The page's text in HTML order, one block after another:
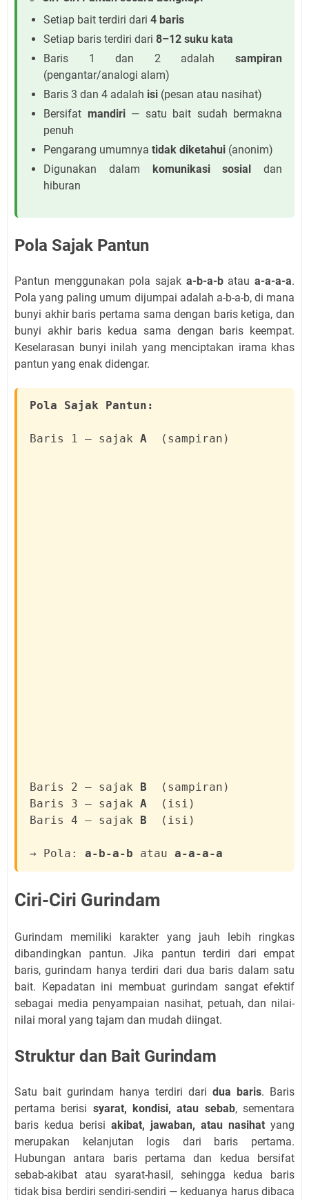
Setiap bait terdiri dari 4 baris
Setiap baris terdiri dari 8–12 suku kata
Baris 1 dan 2 adalah sampiran
(pengantar/analogi alam)
Baris 3 dan 4 adalah isi (pesan atau nasihat)
Bersifat mandiri— satu bait sudah bermakna
penuh
Pengarang umumnya tidak diketahui (anonim)
Digunakan dalam komunikasi sosial dan
hiburan
Pola Sajak Pantun
Pantun menggunakan pola sajak a-b-a-bataua-a-a-a.
Pola yang paling umum dijumpai adalah a-b-a-b, di mana
bunyi akhir baris pertama sama dengan baris ketiga, dan
bunyi akhir baris kedua sama dengan baris keempat.
Keselarasan bunyi inilah yang menciptakan irama khas
pantun yang enak didengar.
Pola Sajak Pantun:
Baris 1 — sajak A (sampiran)
Baris 2 — sajak B (sampiran)
Baris 3 — sajak A (isi)
Baris 4 — sajak B (isi)
→ Pola: a-b-a-b atau a-a-a-a
Ciri-Ciri Gurindam
Gurindam memiliki karakter yang jauh lebih ringkas
dibandingkan pantun. Jika pantun terdiri dari empat
baris, gurindam hanya terdiri dari dua baris dalam satu
bait. Kepadatan ini membuat gurindam sangat efektif
sebagai media penyampaian nasihat, petuah, dan nilai-
nilai moral yang tajam dan mudah diingat.
Struktur dan Bait Gurindam
Satu bait gurindam hanya terdiri dari dua baris. Baris
pertama berisi syarat, kondisi, atau sebab, sementara
baris kedua berisi akibat, jawaban, atau nasihat yang
merupakan kelanjutan logis dari baris pertama.
Hubungan antara baris pertama dan kedua bersifat
sebab-akibat atau syarat-hasil, sehingga kedua baris
tidak bisa berdiri sendiri-sendiri — keduanya harus dibaca